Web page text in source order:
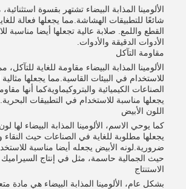
الألومينا المذابة البيضاء تشتهر بقسوة
شائعًا للتطبيقات الهشاشة.مما يجعلها فعالة
القطع واللمع. صلابة عالية تجعلها أيضا مناسبة
الأدوات الدقيقة والأدوات.
مقاومة التآكل
الألومينا المذابة البيضاء مقاومة للغاية للتآكل،
للاستخدام في البيئات القاسية.مما يجعلها
الصناعات الكيميائية والبتروكيماويةكما أنها
يجعلها مناسبة للاستخدام في التطبيقات البحرية.
اللون الأبيض
كما يوحي الاسم، الألومينا المذابة البيضاء لها
يجعلها مطلوبة للغاية في الصناعات حيث النقاء
ضرورية.لونه الأبيض يجعله أيضا مناسبة
حيث الجمالية حاسمة، مثل في إنتاج السيراميك
الاستنتاج
بشكل عام، الألومينا المذابة البيضاء هي مادة